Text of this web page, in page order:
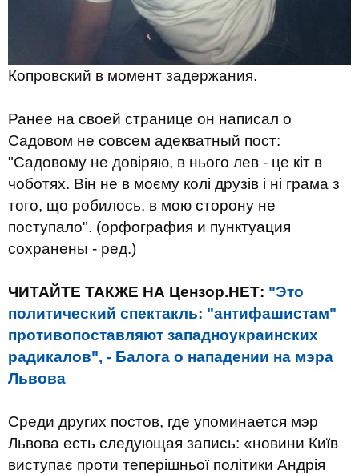
Копровский в момент задержания.
Ранее на своей странице он написал о
Садовом не совсем адекватный пост:
"Садовому не довіряю, в нього лев - це кіт в
чоботях. Він не в моєму колі друзів і ні грама з
того, що робилось, в мою сторону не
поступало". (орфография и пунктуация
сохранены - ред.)
ЧИТАЙТЕ ТАКЖЕ НА Цензор.НЕТ: "Это
политический спектакль: "антифашистам"
противопоставляют западноукраинских
радикалов", - Балога о нападении на мэра
Львова
Среди других постов, где упоминается мэр
Львова есть следующая запись: «новини Київ
виступає проти теперішньої політики Андрія